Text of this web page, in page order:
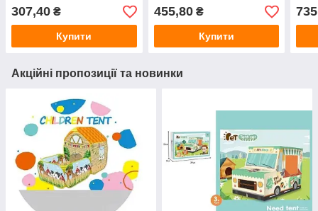
307,40 ₴
Купити
455,80₴
Купити
735
Акційні пропозиції та новинки